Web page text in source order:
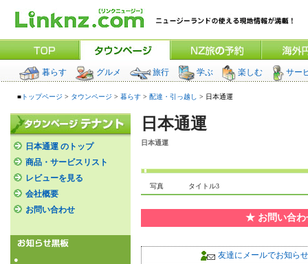
暮らす グルメ 旅行 学ぶ 楽しむ サー
■ トップページ > タウンページ > 暮らす > 配達・引っ越し > 日本通運
日本通運 のトップ
商品・サービスリスト
レビューを見る
会社概要
お問い合わせ
●
日本通運
日本通運
写真 タイトル3
★ お問い合わ
友達にメールでお知らせ